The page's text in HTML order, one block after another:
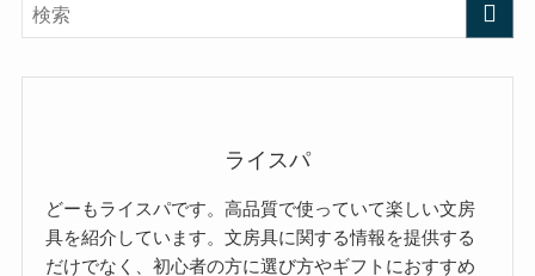
ライスパ
どーもライスパです。高品質で使っていて楽しい文房
具を紹介しています。文房具に関する情報を提供する
だけでなく、初心者の方に選び方やギフトにおすすめ